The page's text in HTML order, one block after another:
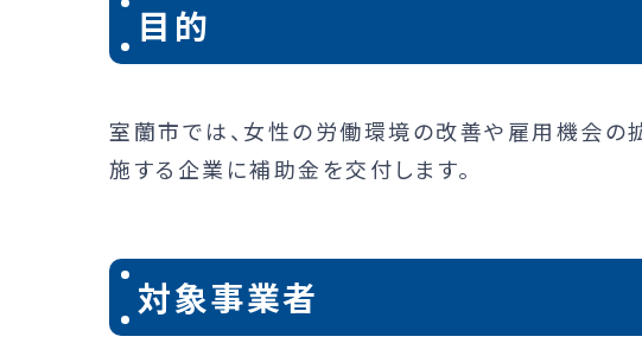
目的
室蘭市では、女性の労働環境の改善や雇用機会の
施する企業に補助金を交付します。
対象事業者